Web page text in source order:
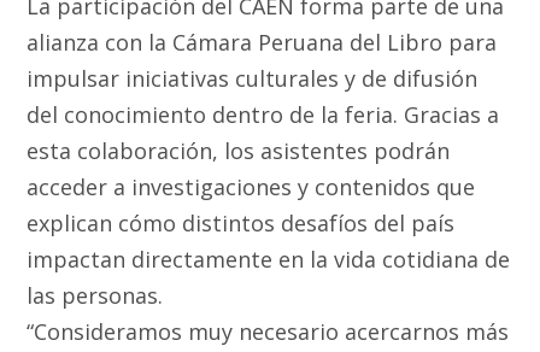
La participación del CAEN forma parte de una
alianza con la Cámara Peruana del Libro para
impulsar iniciativas culturales y de difusión
del conocimiento dentro de la feria. Gracias a
esta colaboración, los asistentes podrán
acceder a investigaciones y contenidos que
explican cómo distintos desafíos del país
impactan directamente en la vida cotidiana de
las personas.
“Consideramos muy necesario acercarnos más